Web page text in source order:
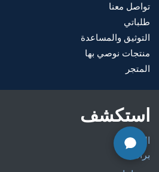
تواصل معنا
طلباتي
التوثيق والمساعدة
منتجات نوصي بها
المتجر
استكشف
الرئيسية
برامجنا